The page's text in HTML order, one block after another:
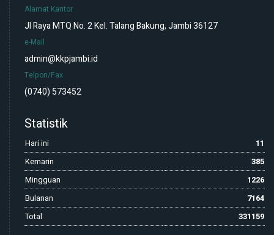
Alamat Kantor
Jl Raya MTQ No. 2 Kel. Talang Bakung, Jambi 36127
e-Mail
admin@kkpjambi.id
Telpon/Fax
(0740) 573452
Statistik
Hari ini
11
Kemarin
385
Mingguan
1226
Bulanan
7164
Total
331159